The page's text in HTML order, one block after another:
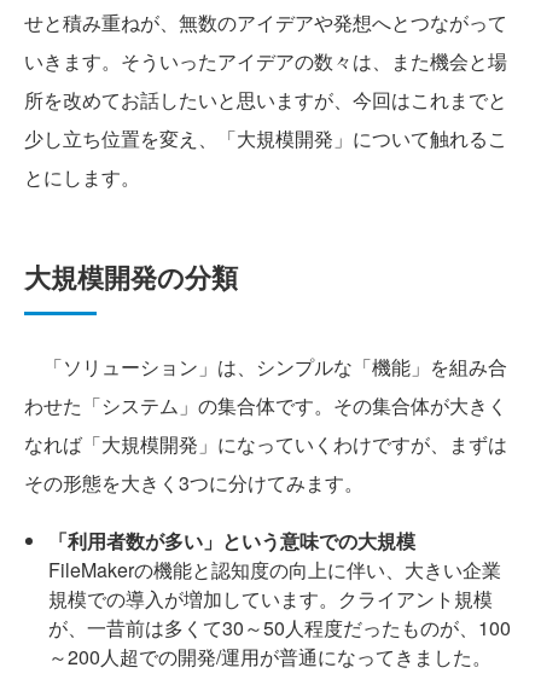
せと積み重ねが、無数のアイデアや発想へとつながって
いきます。そういったアイデアの数々は、また機会と場
所を改めてお話したいと思いますが、今回はこれまでと
少し立ち位置を変え、「大規模開発」について触れるこ
とにします。
大規模開発の分類
「ソリューション」は、シンプルな「機能」を組み合
わせた「システム」の集合体です。その集合体が大きく
なれば「大規模開発」になっていくわけですが、まずは
その形態を大きく3つに分けてみます。
「利用者数が多い」という意味での大規模
FileMakerの機能と認知度の向上に伴い、大きい企業
規模での導入が増加しています。クライアント規模
が、一昔前は多くて30～50人程度だったものが、100
～200人超での開発/運用が普通になってきました。